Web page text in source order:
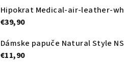
€39,90
€11,90